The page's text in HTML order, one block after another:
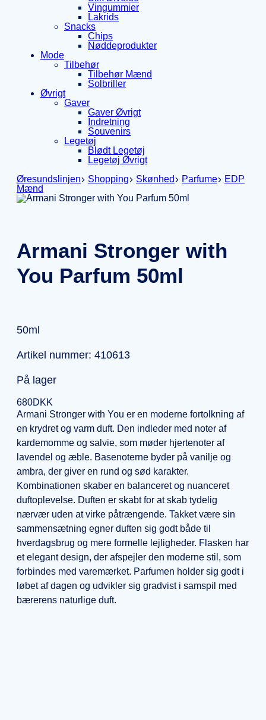
Vingummier
Lakrids
Snacks
Chips
Nøddeprodukter
Mode
Tilbehør
Tilbehør Mænd
Solbriller
Øvrigt
Gaver
Gaver Øvrigt
Indretning
Souvenirs
Legetøj
Blødt Legetøj
Legetøj Øvrigt
Øresundslinjen
Shopping Skønhed Parfume
EDP
Mænd
Armani Stronger with
You Parfum 50ml
50ml
Artikel nummer: 410613
På lager
680DKK
Armani Stronger with You er en moderne fortolkning af
en krydret og varm duft. Den indleder med noter af
kardemomme og salvie, som møder hjertenoter af
lavendel og æble. Basenoterne byder på vanilje og
ambra, der giver en rund og sød karakter.
Kombinationen skaber en balanceret og nuanceret
duftoplevelse. Duften er skabt for at skab tydelig
nærvær uden at virke påtrængende. Takket være sin
sammensætning egner duften sig godt både til
hverdagsbrug og mere formelle lejligheder. Flasken har
et elegant design, der afspejler den moderne stil, som
forbindes med varemærket. Parfumen holder sig godt i
løbet af dagen og udvikler sig gradvist i samspil med
bærerens naturlige duft.